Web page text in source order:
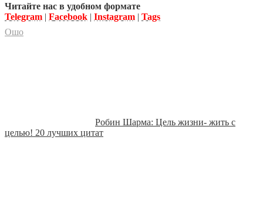
Читайте нас в удобном формате
Telegram | Facebook | Instagram | Tags
Ошо
Робин Шарма: Цель жизни- жить с
целью! 20 лучших цитат